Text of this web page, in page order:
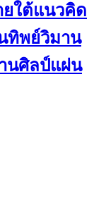
ใต้แนวคิด
ทิพย์วิมาน
นศิลป์แผ่น